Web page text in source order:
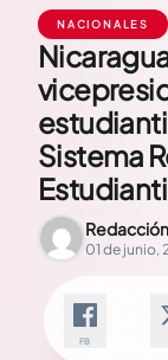
NACIONALES
Sistema
01 de junio,
FB